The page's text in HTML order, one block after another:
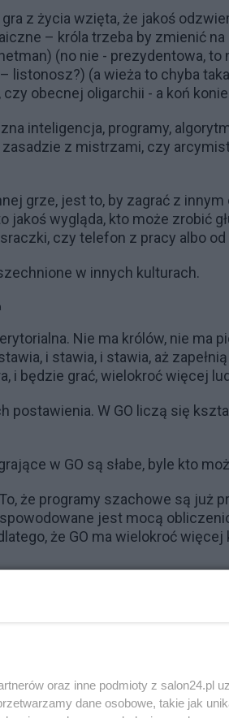
z życia wzięta, że jakoś
– króla trzeba by zmienić na
(no nie - prezydentowa, to
listonosz?) (a wieża to chyba
obecnej oligarchii - a koń
inteligencja, programy,
z mistrzami, czy
grze, jest to, by zagrać z innym
jakoś wygląda, kto może zrobić
czy telefon z pracy albo
w innych kulturach.
Nie ma królów, nie ma
i stawia, i stawia, aż zapełnią
i będzie grać, wielokroć więcej
postawienia. W GO liczą się
w GO są słabe, byle kto
że programy szachowe są już
jest mocą
że GO ma wielokroć więcej
grające w GO. Można zarobić
program jest taki, że dowolny,
ten najlepszy program, który
niedawno były miesiące – dziś
oraz inne podmioty z salon24.pl
dane osobowe, takie jak